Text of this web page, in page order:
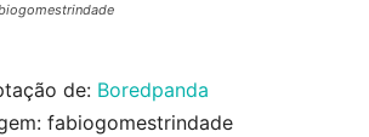
de: Boredpanda
fabiogomestrindade